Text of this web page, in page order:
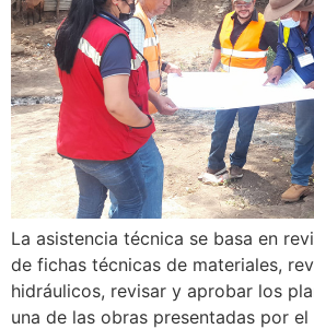
La asistencia técnica se basa en
de fichas técnicas de materiales,
hidráulicos, revisar y aprobar los
una de las obras presentadas por el